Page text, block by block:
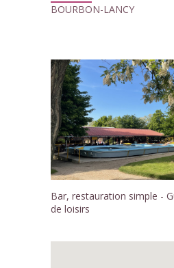
BOURBON-LANCY
Bar, restauration simple -
de loisirs